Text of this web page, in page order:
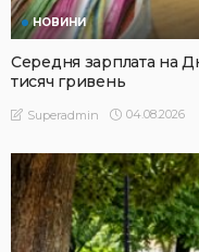
НОВИНИ
Середня зарплата на
тисяч гривень
Superadmin 04.08.2026